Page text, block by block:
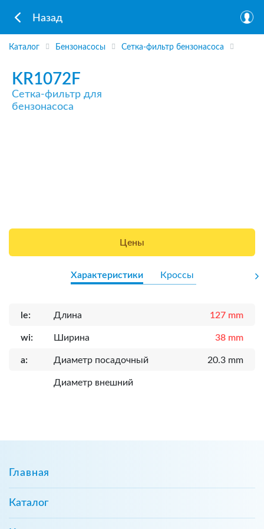
Назад
Каталог Бензонасосы Сетка-фильтр бензонасоса
KR1072F
Сетка-фильтр для
бензонасоса
Цены
Характеристики Кроссы
le: Длина 127 mm
wi: Ширина 38 mm
a: Диаметр посадочный 20.3 mm
Диаметр внешний
Главная
Каталог